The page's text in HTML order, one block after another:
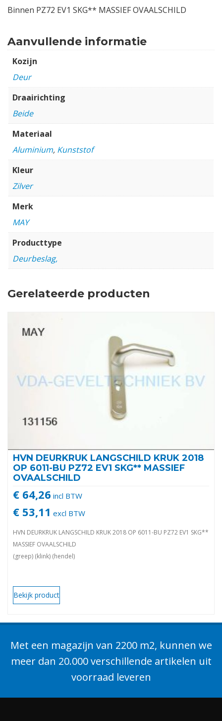
Binnen PZ72 EV1 SKG** MASSIEF OVAALSCHILD
Aanvullende informatie
Kozijn
Deur
Draairichting
Beide
Materiaal
Aluminium, Kunststof
Kleur
Zilver
Merk
MAY
Producttype
Deurbeslag,
Gerelateerde producten
HVN DEURKRUK LANGSCHILD KRUK 2018
OP 6011-BU PZ72 EV1 SKG** MASSIEF
OVAALSCHILD
€ 64,26 incl BTW
€ 53,11 excl BTW
HVN DEURKRUK LANGSCHILD KRUK 2018 OP 6011-BU PZ72 EV1 SKG**
MASSIEF OVAALSCHILD
(greep) (klink) (hendel)
Bekijk product
Met een magazijn van 2200 m2, kunnen we
meer dan 20.000 verschillende artikelen uit
voorraad leveren